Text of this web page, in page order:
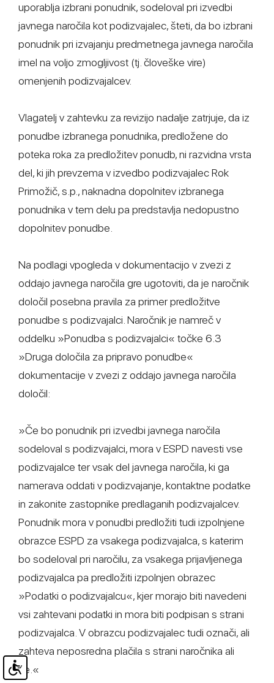
uporablja izbrani ponudnik, sodeloval pri izvedbi
javnega naročila kot podizvajalec, šteti, da bo izbrani
ponudnik pri izvajanju predmetnega javnega naročila
imel na voljo zmogljivost (tj. človeške vire)
omenjenih podizvajalcev.
Vlagatelj v zahtevku za revizijo nadalje zatrjuje, da iz
ponudbe izbranega ponudnika, predložene do
poteka roka za predložitev ponudb, ni razvidna vrsta
del, ki jih prevzema v izvedbo podizvajalec Rok
Primožič, s.p., naknadna dopolnitev izbranega
ponudnika v tem delu pa predstavlja nedopustno
dopolnitev ponudbe.
Na podlagi vpogleda v dokumentacijo v zvezi z
oddajo javnega naročila gre ugotoviti, da je naročnik
določil posebna pravila za primer predložitve
ponudbe s podizvajalci. Naročnik je namreč v
oddelku »Ponudba s podizvajalci« točke 6.3
»Druga določila za pripravo ponudbe«
dokumentacije v zvezi z oddajo javnega naročila
določil:
»Če bo ponudnik pri izvedbi javnega naročila
sodeloval s podizvajalci, mora v ESPD navesti vse
podizvajalce ter vsak del javnega naročila, ki ga
namerava oddati v podizvajanje, kontaktne podatke
in zakonite zastopnike predlaganih podizvajalcev.
Ponudnik mora v ponudbi predložiti tudi izpolnjene
obrazce ESPD za vsakega podizvajalca, s katerim
bo sodeloval pri naročilu, za vsakega prijavljenega
podizvajalca pa predložiti izpolnjen obrazec
»Podatki o podizvajalcu«, kjer morajo biti navedeni
vsi zahtevani podatki in mora biti podpisan s strani
podizvajalca. V obrazcu podizvajalec tudi označi, ali
zahteva neposredna plačila s strani naročnika ali
ne.«